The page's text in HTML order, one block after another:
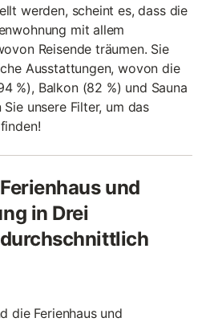
werden, scheint es, dass die
mit allem
Reisende träumen. Sie
Ausstattungen, wovon die
%), Balkon (82 %) und Sauna
unsere Filter, um das
und
in Drei
die Ferienhaus und